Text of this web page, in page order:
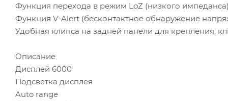
Функция перехода в режим LoZ (низкого
Функция V-Alert (бесконтактное обнаружение
Удобная клипса на задней панели для крепления,
Описание
Дисплей 6000
Подсветка дисплея
Auto range